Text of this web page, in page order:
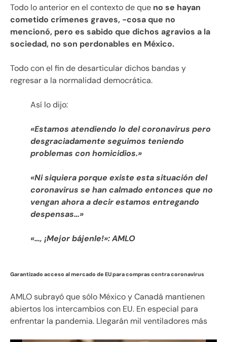
Todo lo anterior en el contexto de que no se hayan
cometido crímenes graves, -cosa que no
mencionó, pero es sabido que dichos agravios a la
sociedad, no son perdonables en México.
Todo con el fin de desarticular dichos bandas y
regresar a la normalidad democrática.
Así lo dijo:
«Estamos atendiendo lo del coronavirus pero
desgraciadamente seguimos teniendo
problemas con homicidios.»
«Ni siquiera porque existe esta situación del
coronavirus se han calmado entonces que no
vengan ahora a decir estamos entregando
despensas…»
«…, ¡Mejor bájenle!»: AMLO
Garantizado acceso al mercado de EU para compras contra coronavirus
AMLO subrayó que sólo México y Canadá mantienen
abiertos los intercambios con EU. En especial para
enfrentar la pandemia. Llegarán mil ventiladores más